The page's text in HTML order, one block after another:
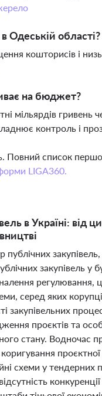
Одеській області?
кошторисів і
на бюджет?
гривень
контроль і
Повний список
LIGA360.
в Україні: від
публічних
закупівель у
регулювання,
серед яких
проєктів та
стану. Водночас
схеми у тендерних